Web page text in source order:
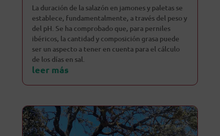
La duración de la salazón en jamones y paletas se
establece, fundamentalmente, a través del peso y
del pH. Se ha comprobado que, para perniles
ibéricos, la cantidad y composición grasa puede
ser un aspecto a tener en cuenta para el cálculo
de los días en sal.
leer más